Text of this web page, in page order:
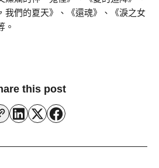
我們的夏天》、《還魂》、《淚之女
。
this post